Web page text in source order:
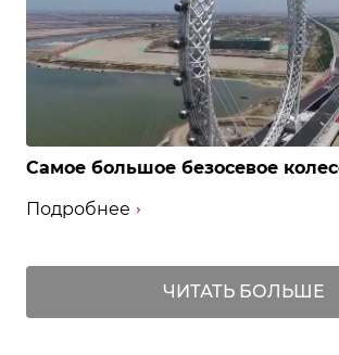
Самое большое безосевое
Подробнее
ЧИТАТЬ БОЛЬШЕ